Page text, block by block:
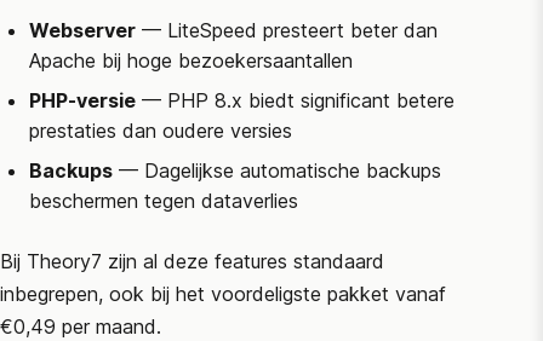
Webserver — LiteSpeed presteert beter dan
Apache bij hoge bezoekersaantallen
PHP-versie — PHP 8.x biedt significant betere
prestaties dan oudere versies
Backups — Dagelijkse automatische backups
beschermen tegen dataverlies
Bij Theory7 zijn al deze features standaard
inbegrepen, ook bij het voordeligste pakket vanaf
€0,49 per maand.